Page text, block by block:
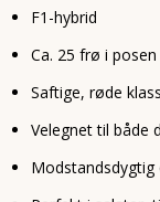
F1-hybrid
Ca. 25 frø i posen
Saftige, røde
Velegnet til både